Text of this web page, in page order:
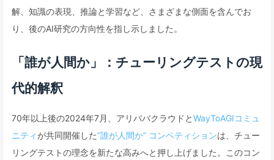
解、知識の表現、推論と学習など、さまざまな側面を含んでお
り、後のAI研究の方向性を指し示しました。
「誰が人間か」：チューリングテストの現
代的解釈
70年以上後の2024年7月、アリババクラウドとWayToAGIコミュ
ニティが共同開催した“誰が人間か” コンペティションは、チュー
リングテストの理念を新たな高みへと押し上げました。このコン